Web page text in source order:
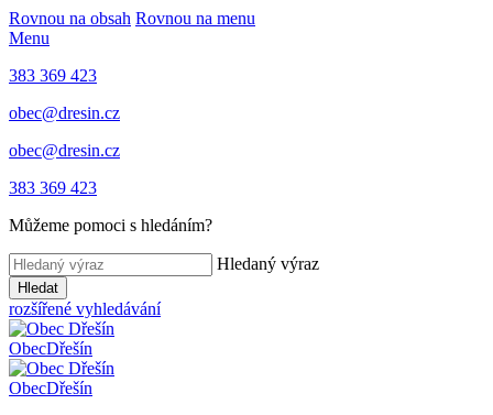
Rovnou na obsah Rovnou na menu
Menu
383 369 423
obec@dresin.cz
obec@dresin.cz
383 369 423
Můžeme pomoci s hledáním?
Hledaný výraz
Hledat
rozšířené vyhledávání
ObecDřešín
ObecDřešín